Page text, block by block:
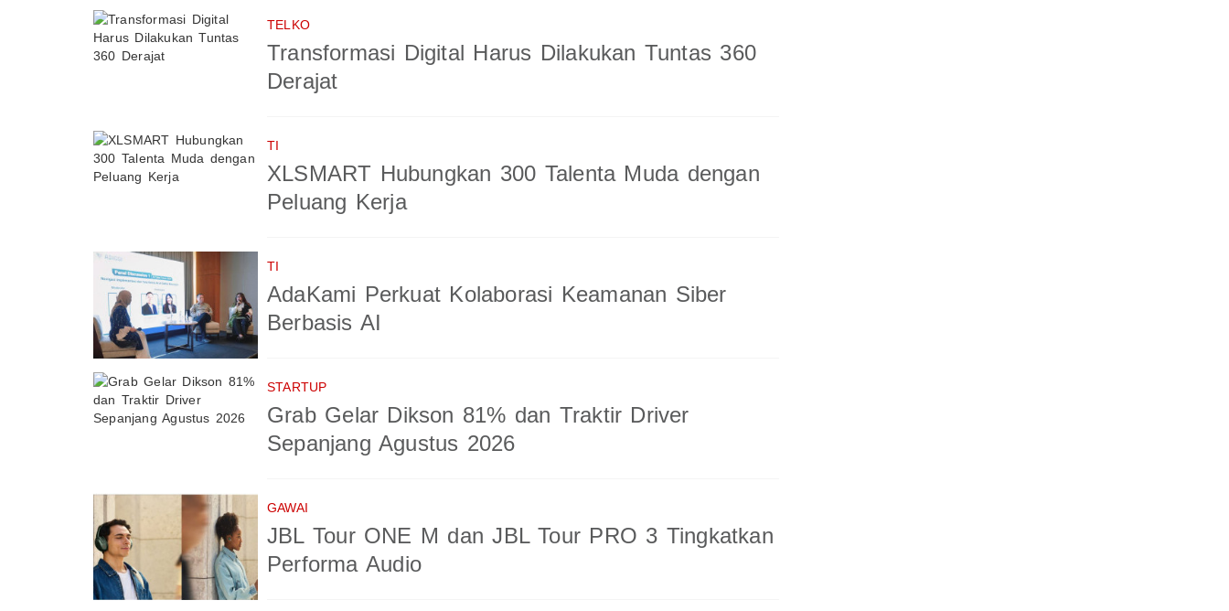
TELKO
Transformasi Digital Harus Dilakukan Tuntas 360
Derajat
TI
XLSMART Hubungkan 300 Talenta Muda dengan
Peluang Kerja
TI
AdaKami Perkuat Kolaborasi Keamanan Siber
Berbasis AI
STARTUP
Grab Gelar Dikson 81% dan Traktir Driver
Sepanjang Agustus 2026
GAWAI
JBL Tour ONE M dan JBL Tour PRO 3 Tingkatkan
Performa Audio